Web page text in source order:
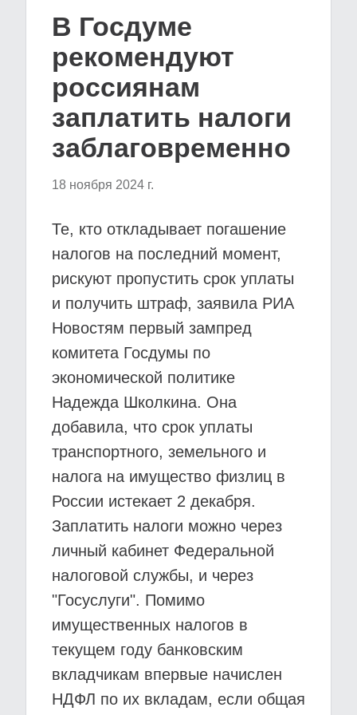
В Госдуме
рекомендуют
россиянам
заплатить налоги
заблаговременно
18 ноября 2024 г.
Те, кто откладывает погашение
налогов на последний момент,
рискуют пропустить срок уплаты
и получить штраф, заявила РИА
Новостям первый зампред
комитета Госдумы по
экономической политике
Надежда Школкина. Она
добавила, что срок уплаты
транспортного, земельного и
налога на имущество физлиц в
России истекает 2 декабря.
Заплатить налоги можно через
личный кабинет Федеральной
налоговой службы, и через
"Госуслуги". Помимо
имущественных налогов в
текущем году банковским
вкладчикам впервые начислен
НДФЛ по их вкладам, если общая